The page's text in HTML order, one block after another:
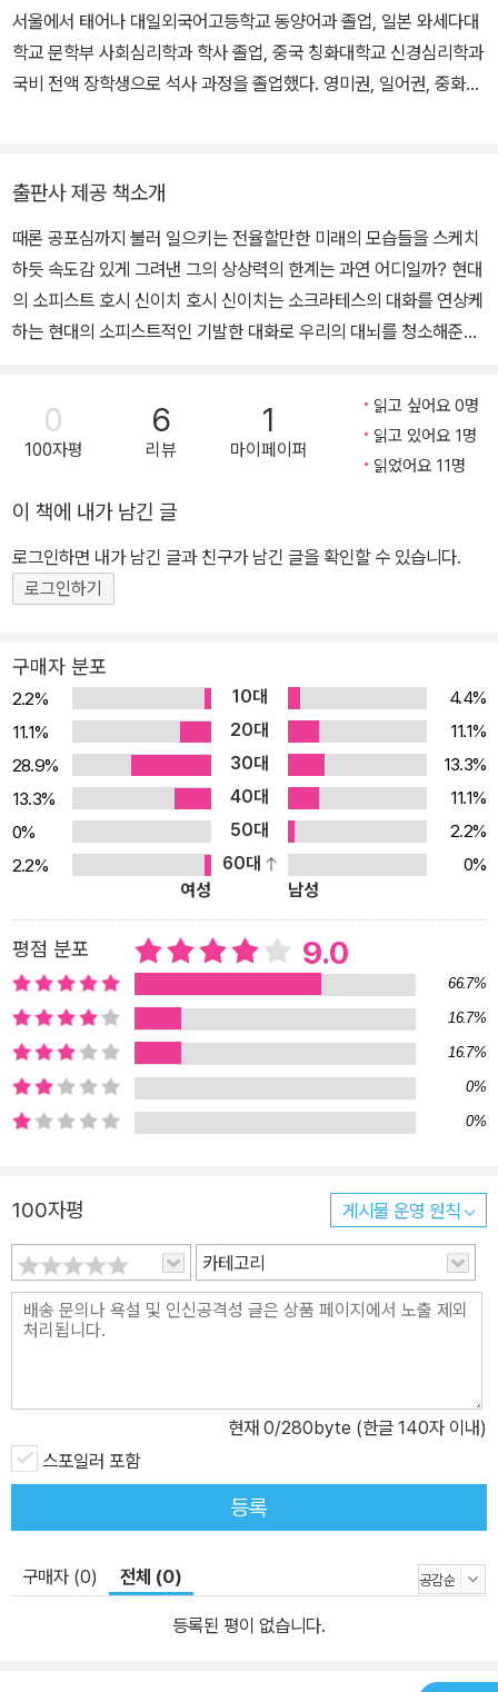
메, 조부인 고가네이 요시키요와 함께 당시의 시대상을 그린 전기 문
학 등을 집필했다. 그의 작품은 ‘전 세계 30개국 이상에서 번역 출간’
‘시리즈 일본 국내 누계 판매 5000만 부’라는 경이적인 기록을 자랑
『희망의 결말』 등이 있으며, 일본추리작가협회상, 일본 SF 대상 특별
서울에서 태어나 대일외국어고등학교 동양어과 졸업, 일본 와세다대
학교 문학부 사회심리학과 학사 졸업, 중국 칭화대학교 신경심리학과
국비 전액 장학생으로 석사 과정을 졸업했다. 영미권, 일어권, 중화권
플라시보 시리즈』, 『혈액형 자기 설명서』 외 다수가 있다.
출판사 제공 책소개
때론 공포심까지 불러 일으키는 전율할만한 미래의 모습들을 스케치
하듯 속도감 있게 그려낸 그의 상상력의 한계는 과연 어디일까? 현대
의 소피스트 호시 신이치 호시 신이치는 소크라테스의 대화를 연상케
하는 현대의 소피스트적인 기발한 대화로 우리의 대뇌를 청소해준다.
대뇌회로를 파괴하고 새로운 수로를 만들어준다. 대뇌 좌반구에 있는
이론중추만을 사용하는 경향이 있는 우리의 오래된 사고와 상식의 껍
질을 깨뜨리고 감성의 중추, 그리고 우반구와 함께 대뇌 전체를 사용
다른 말로 하자면 호시 신이치는 소위 ‘상식 분쇄기’다. 실험적이고 파
격적인 그만의 이야기들 호시 신이치의 소설에서 등장인물은 기호화
된다. 카프카도 그 주인공을 여러 번 ‘K’라고 명칭하고 있으나 이
‘K’는 인격을 가진 인물의 약칭이다. 그러나 호시 신이치의 경우는 끝
호시 신이치는 등장인물의 성격묘사를 배제한다. 등장인물의 육체적
특징 등에 대해 독자들은 전혀 알 수 없다. 나아가 호시 신이치는 작중
세계의 시공간적인 한정도 배제한다. 우리는 호시 작품들의 무대가
언제 어디서 일어났는지 알 수 없다. 아니, 호시 신이치는 그것을 알지
못하게 미리 조심하면서 철저하게 애매함을 추구한다. 또한 호시 작
품의 무대에 관해서는 많은 작품들이 실내에 한정되고, 누군가가 방
문하면서 사건이 일어나고 끝난다. 그리고 그 이야기들이 일종의 화
학방정식에 따라 만들어진 것이 아닌가 하는 생각을 하게 만든다. ‘과
연 이것이 소설일까?’라는 의문을 많은 사람들이 가지지만 나중에는
판단하기를 그만두고 만다. 호시 신이치의 문체는 건조하지만, 오히
려 그래서 더 풍요롭다. 그의 이야기는 누구도 예측하기 어려울 정도
로 파격적이고 실험적이다. ‘…… 여러분에게 알려드립니다. 인구증가
와 빌딩건설의 속도 차이로 인해 지금보다 더 좁은 방으로 이동하셔
야 합니다. 공간 할당은 컴퓨터로 공평하게 이루어질 것입니다. 또 좋
은 소식도 있습니다. 새로운 약이 개발되었습니다. 실내 공기에 그 약
이 섞이면 약의 작용으로 방이 넓게 느껴지고 이것으로 인하여…….’ -
0
100자평
6
리뷰
1
마이페이퍼
읽고 싶어요 0명
읽고 있어요 1명
읽었어요 11명
이 책에 내가 남긴 글
로그인하면 내가 남긴 글과 친구가 남긴 글을 확인할 수 있습니다.
로그인하기
구매자 분포
2.2% 10대
4.4%
11.1%
20대
11.1%
28.9%
30대
13.3%
13.3%
40대
11.1%
0%
50대
2.2%
2.2%
60대
0%
여성
남성
평점 분포 9.0
66.7%
16.7%
16.7%
0%
0%
100자평 게시물 운영 원칙
카테고리
현재 0/280byte (한글 140자 이내)
스포일러 포함
등록
구매자 (0) 전체 (0)
등록된 평이 없습니다.